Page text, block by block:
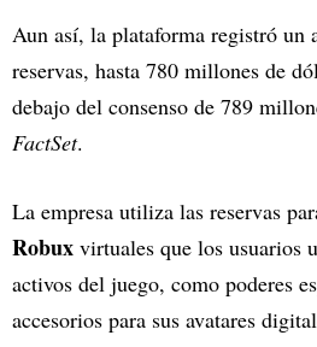
Aun así, la plataforma registró un
reservas, hasta 780 millones de
debajo del consenso de 789
FactSet.
La empresa utiliza las reservas
Robux virtuales que los usuarios
activos del juego, como poderes
accesorios para sus avatares